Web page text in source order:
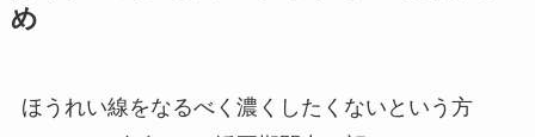
め
ほうれい線をなるべく濃くしたくないという方